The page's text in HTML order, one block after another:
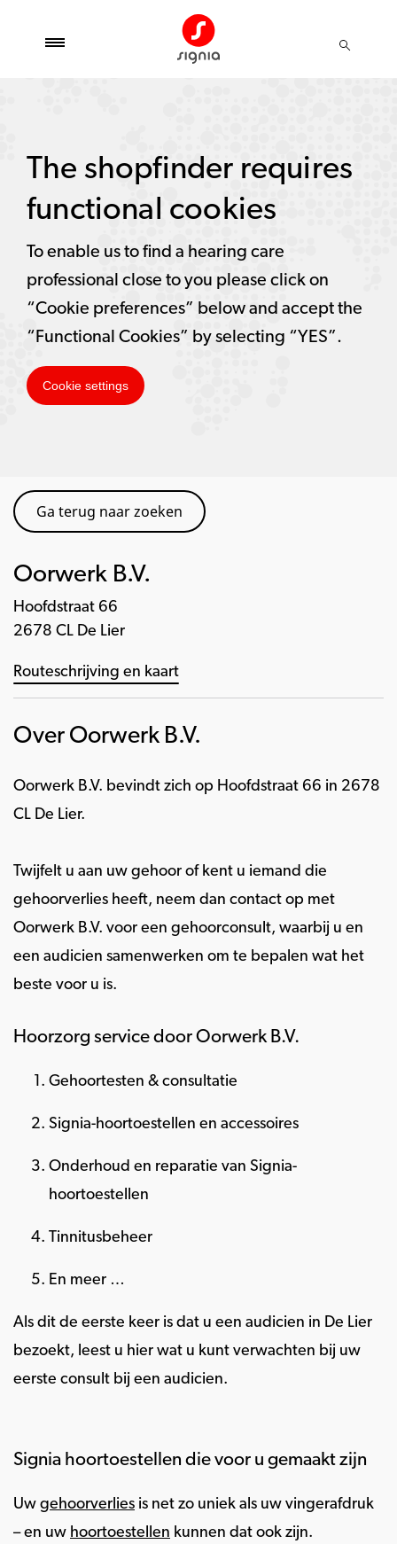
Ga terug naar zoeken
Oorwerk B.V.
Hoofdstraat 66
2678 CL De Lier
Routeschrijving en kaart
Over Oorwerk B.V.
Oorwerk B.V. bevindt zich op Hoofdstraat 66 in 2678
CL De Lier.
Twijfelt u aan uw gehoor of kent u iemand die
gehoorverlies heeft, neem dan contact op met
Oorwerk B.V. voor een gehoorconsult, waarbij u en
een audicien samenwerken om te bepalen wat het
beste voor u is.
Hoorzorg service door Oorwerk B.V.
Gehoortesten & consultatie
Signia-hoortoestellen en accessoires
Onderhoud en reparatie van Signia-
hoortoestellen
Tinnitusbeheer
En meer …
Als dit de eerste keer is dat u een audicien in De Lier
bezoekt, leest u hier wat u kunt verwachten bij uw
eerste consult bij een audicien.
Signia hoortoestellen die voor u gemaakt zijn
Uw gehoorverlies is net zo uniek als uw vingerafdruk
– en uw hoortoestellen kunnen dat ook zijn.
The shopfinder requires
functional cookies
To enable us to find a hearing care
professional close to you please click on
“Cookie preferences” below and accept the
“Functional Cookies” by selecting “YES”.
Cookie settings